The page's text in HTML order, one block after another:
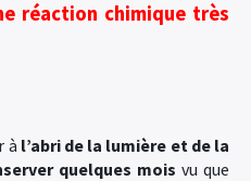
réaction chimique très
à l’abri de la lumière et de la
quelques mois vu que